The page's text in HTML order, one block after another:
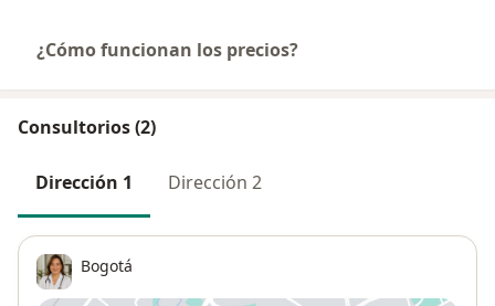
¿Cómo funcionan los precios?
Consultorios (2)
Dirección 1 Dirección 2
Bogotá